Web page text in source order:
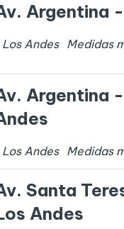
Argentina
Los Andes Medidas
Argentina
Los Andes Medidas
Santa
Andes